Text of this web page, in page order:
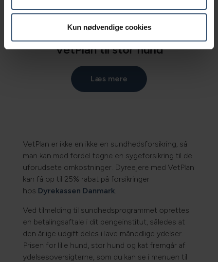
Kun nødvendige cookies
VetPlan til stor hund
Læs mere
VetPlan er ikke en ikke en sundhedsforsikring, så
man kan med fordel tegne en sygeforsikring til de
uforudsete omkostninger. Dyreejere med VetPlan
kan få op til 25% rabat på forsikringer
hos Dyrekassen Danmark
Ved tilmelding til sundhedsprogrammet oprettes
en betalingsaftale i dit pengeinstitut, således at
den årlige udgift deles i lave månedlige ydelser.
Prisen for lille hund, stor hund og kat fremgår af
ydelsesoversigterne, som du kan se i menuen til